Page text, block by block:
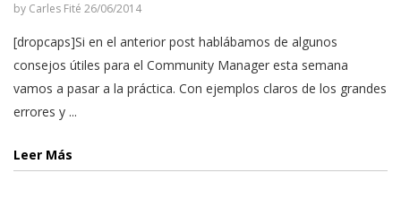
by Carles Fité 26/06/2014
[dropcaps]Si en el anterior post hablábamos de algunos
consejos útiles para el Community Manager esta semana
vamos a pasar a la práctica. Con ejemplos claros de los grandes
errores y ...
Leer Más